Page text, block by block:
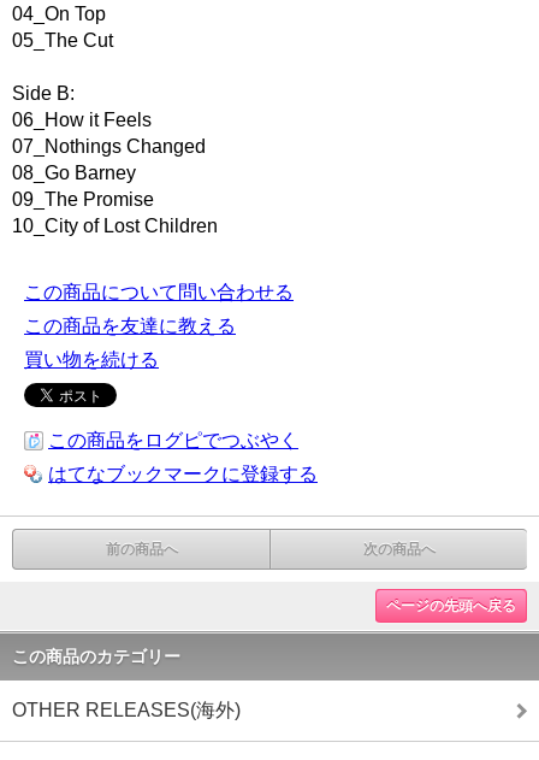
04_On Top
05_The Cut
Side B:
06_How it Feels
07_Nothings Changed
08_Go Barney
09_The Promise
10_City of Lost Children
この商品について問い合わせる
この商品を友達に教える
買い物を続ける
この商品をログピでつぶやく
はてなブックマークに登録する
前の商品へ 次の商品へ
ページの先頭へ戻る
この商品のカテゴリー
OTHER RELEASES(海外)